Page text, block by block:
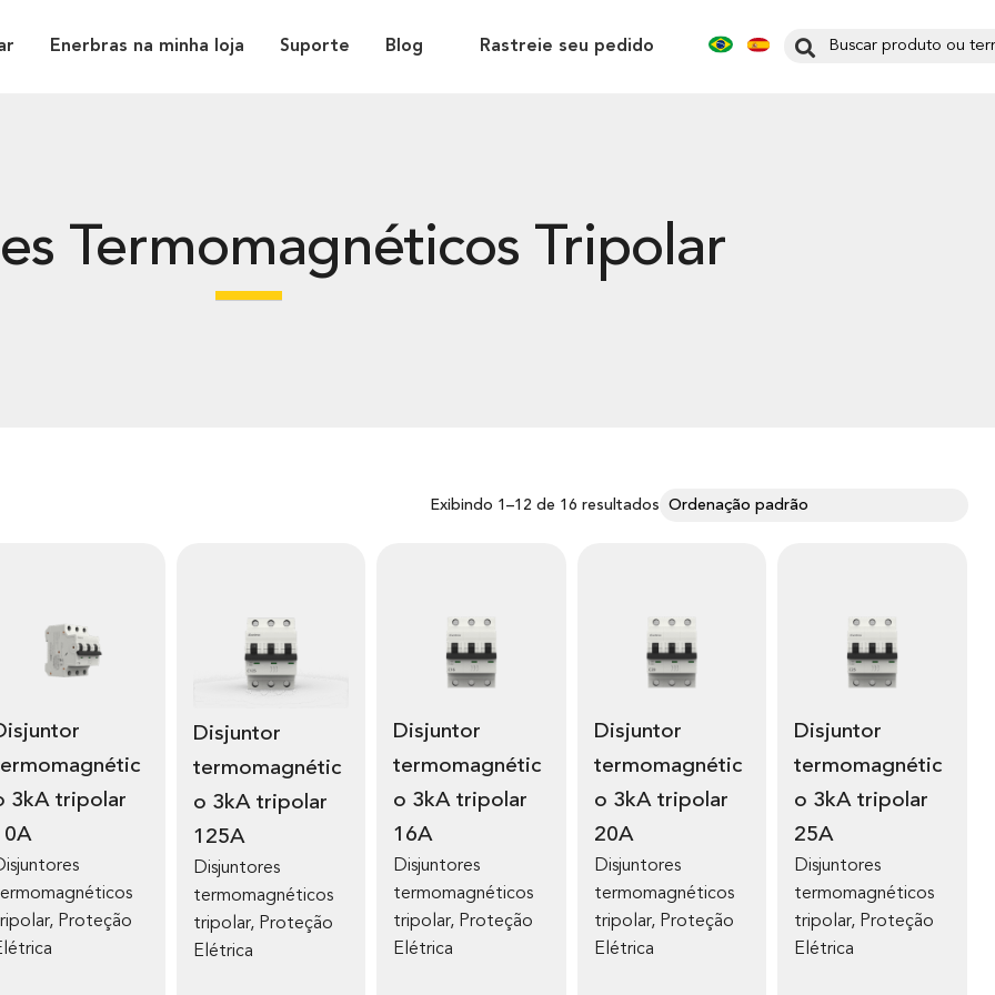
Enerbras na minha loja Suporte Blog Rastreie seu pedido
Termomagnéticos Tripolar
Exibindo 1–12 de 16 resultados
3kA tripolar
, Proteção
Disjuntor
termomagnétic
o 3kA tripolar
125A
Disjuntores
termomagnéticos
tripolar, Proteção
Elétrica
Disjuntor
termomagnétic
o 3kA tripolar
16A
Disjuntores
termomagnéticos
tripolar, Proteção
Elétrica
Disjuntor
termomagnétic
o 3kA tripolar
20A
Disjuntores
termomagnéticos
tripolar, Proteção
Elétrica
Disjuntor
termomagnétic
o 3kA tripolar
25A
Disjuntores
termomagnéticos
tripolar, Proteção
Elétrica